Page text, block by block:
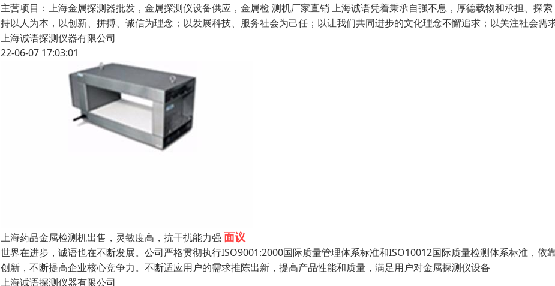
主营项目：上海金属探测器批发，金属探测仪设备供应，金属检 测机厂家直销 上海诚语凭着秉承自强不息，厚德载物和承担、探
持以人为本，以创新、拼搏、诚信为理念；以发展科技、服务社会为己任；以让我们共同进步的文化理念不懈追求；以关注社会需
上海诚语探测仪器有限公司
22-06-07 17:03:01
上海药品金属检测机出售，灵敏度高，抗干扰能力强 面议
世界在进步，诚语也在不断发展。公司严格贯彻执行ISO9001:2000国际质量管理体系标准和ISO10012国际质量检测体系标准，依
创新，不断提高企业核心竞争力。不断适应用户的需求推陈出新，提高产品性能和质量，满足用户对金属探测仪设备
上海诚语探测仪器有限公司